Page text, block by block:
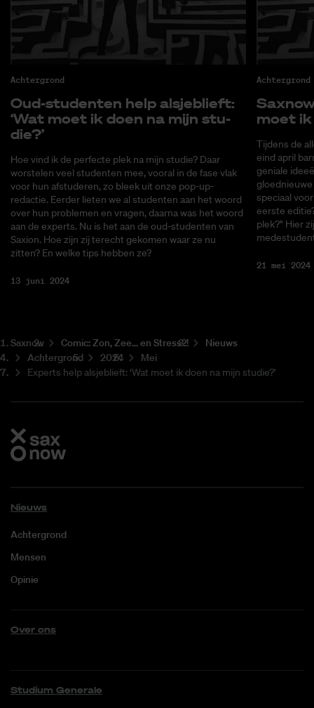
Achtergrond
Oud-stu­den­ten help als­je­blieft:
‘Wat moet ik doen na mijn stu­
die?’
Hoe vind ik de perfecte plek na mijn studie? Daar
worstelen veel studenten mee, vooral in de fase vlak
voor hun afstuderen, zo bleek uit onze pop-up-
redactie. Eerder lieten we al studenten aan het woord
over hun problemen en vragen, daarna was het woord
aan de experts. Nu is het aan de oud-studenten van
Saxion. Hoe zijn zij terecht gekomen waar ze nu
zitten? En welke tips hebben ze?
13 juni 2024
Achtergrond
moet ik
Tijdens de
eind april
geniale
speciaal
eerste
plek?" Hier
21 mei 2024
Saxnow Co­mic: Zon, Zee... en Stress?!
Nieuws
Achtergrond
2024
Mei
Experts help alsjeblieft: ‘Wat moet ik doen na mijn studie?’
Nieuws
Achtergrond
Mensen
Opinie
Over ons
Studium Generale